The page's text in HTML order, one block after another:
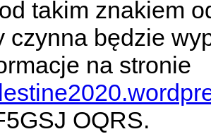
takim znakiem
czynna będzie
na stronie
OQRS.